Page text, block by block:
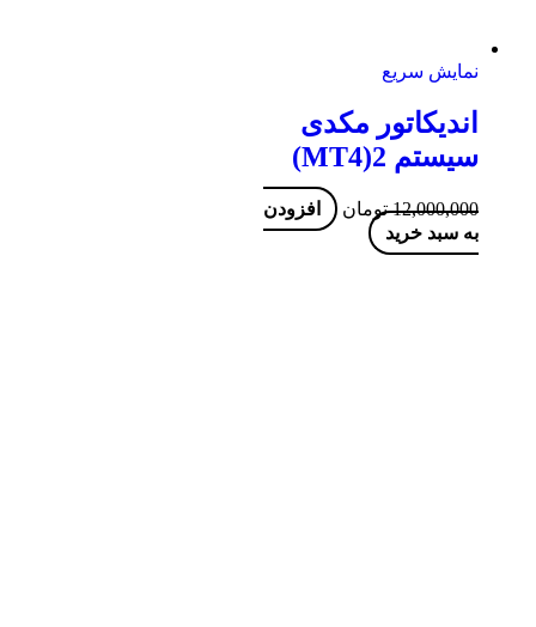
نمایش سریع
اندیکاتور مکدی
سیستم 2(MT4)
12,000,000 تومان
افزودن
به سبد خرید